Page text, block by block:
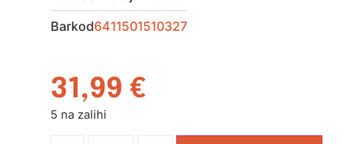
Barkod6411501510327
31,99 €
5 na zalihi